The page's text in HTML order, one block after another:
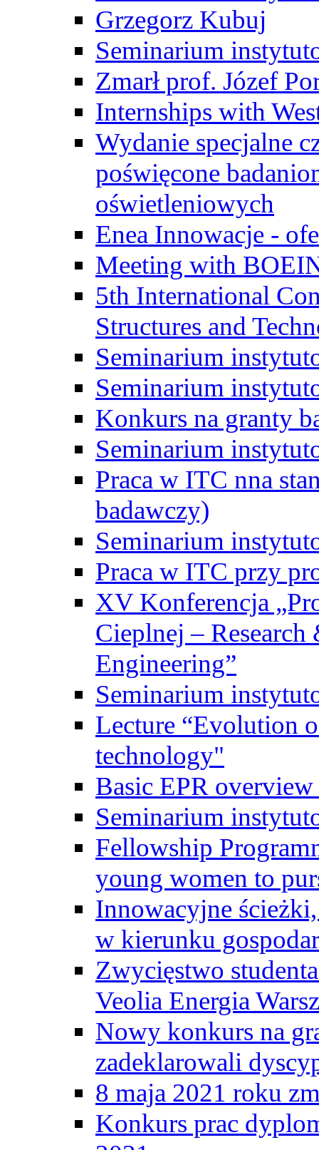
Grzegorz Kubuj
Seminarium
Zmarł prof. Józef
Internships with
Wydanie specjalne
poświęcone
oświetleniowych
Enea Innowacje -
Meeting with
5th International
Structures and
Seminarium
Seminarium
Konkurs na granty
Seminarium
Praca w ITC nna
badawczy)
Seminarium
Praca w ITC przy
XV Konferencja
Cieplnej –
Engineering”
Seminarium
Lecture “Evolution
technology"
Basic EPR overview
Seminarium
Fellowship
young women to
Innowacyjne
w kierunku
Zwycięstwo
Veolia Energia
Nowy konkurs na
zadeklarowali
8 maja 2021 roku
Konkurs prac